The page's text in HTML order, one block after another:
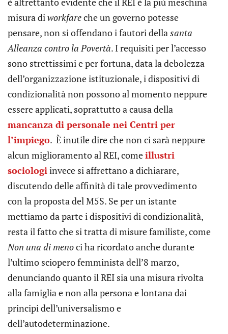
misura diworkfareche un governo potesse
pensare, non si offendano i fautori dellasanta
Alleanza contro la Povertà. I requisiti per l’accesso
sono strettissimi e per fortuna, data la debolezza
dell’organizzazione istituzionale, i dispositivi di
condizionalità non possono al momento neppure
essere applicati, soprattutto a causa della
mancanza di personale nei Centri per
l’impiego. È inutile dire che non ci sarà neppure
alcun miglioramento al REI, comeillustri
sociologiinvece si affrettano a dichiarare,
discutendo delle affinità di tale provvedimento
con la proposta del M5S. Se per un istante
mettiamo da parte i dispositivi di condizionalità,
resta il fatto che si tratta di misure familiste, come
Non una di menoci ha ricordato anche durante
l’ultimo sciopero femminista dell’8 marzo,
denunciando quanto il REI sia una misura rivolta
alla famiglia e non alla persona e lontana dai
principi dell’universalismo e
dell’autodeterminazione.